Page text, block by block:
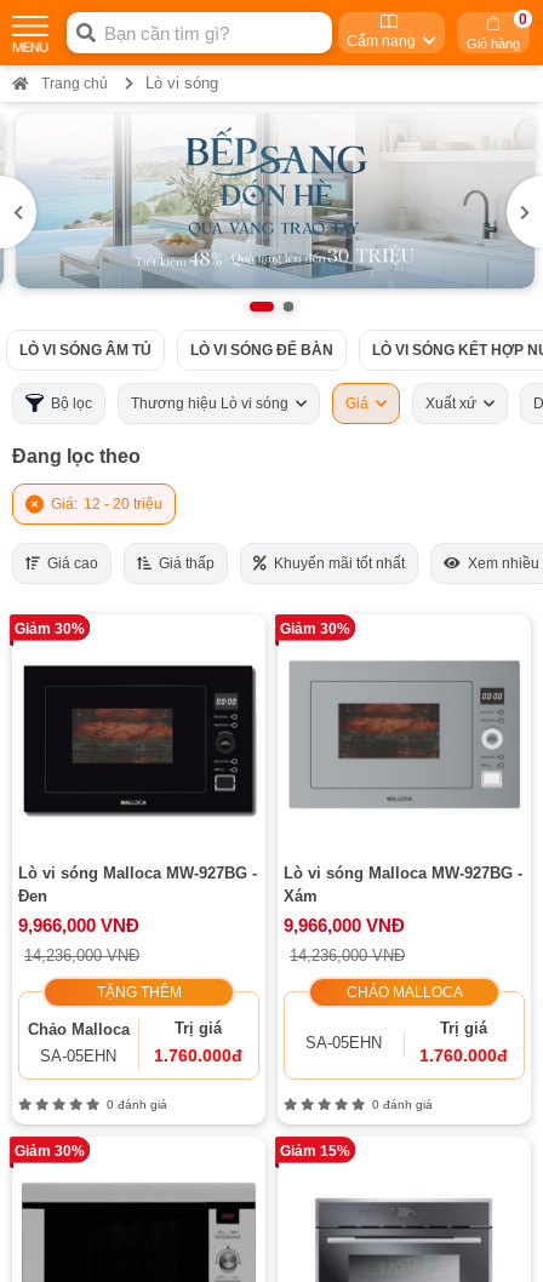
Cẩm nang Giỏ hàng
0
Trang chủ Lò vi sóng
LÒ VI SÓNG ÂM TỦ LÒ VI SÓNG ĐỂ BÀN LÒ VI SÓNG KẾT HỢP
Bộ lọc Thương hiệu Lò vi sóng Giá Xuất xứ
Đang lọc theo
Giá: 12 - 20 triệu
Giá cao Giá thấp Khuyến mãi tốt nhất Xem nhiều
Giảm 30%
Lò vi sóng Malloca MW-927BG -
Đen
9,966,000 VNĐ
14,236,000 VNĐ
TẶNG THÊM
Chảo Malloca
SA-05EHN
Trị giá
1.760.000đ
0 đánh giá
Giảm 30%
Lò vi sóng Malloca MW-927BG -
Xám
9,966,000 VNĐ
14,236,000 VNĐ
CHẢO MALLOCA
SA-05EHN
Trị giá
1.760.000đ
0 đánh giá
Giảm 30% Giảm 15%